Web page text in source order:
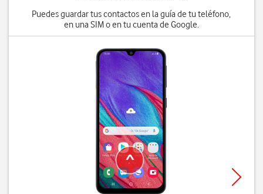
Puedes guardar tus contactos en la guía de tu teléfono,
en una SIM o en tu cuenta de Google.